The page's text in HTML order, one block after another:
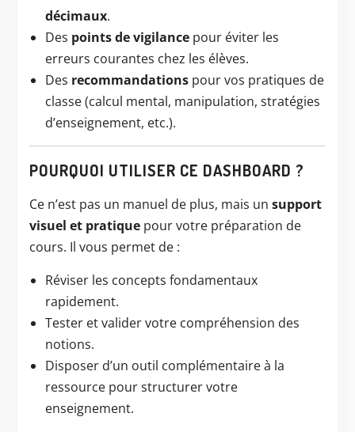
décimaux.
Des points de vigilancepour éviter les
erreurs courantes chez les élèves.
Des recommandationspour vos pratiques de
classe (calcul mental, manipulation, stratégies
d’enseignement, etc.).
POURQUOI UTILISER CE DASHBOARD ?
Ce n’est pas un manuel de plus, mais un support
visuel et pratiquepour votre préparation de
cours. Il vous permet de :
Réviser les concepts fondamentaux
rapidement.
Tester et valider votre compréhension des
notions.
Disposer d’un outil complémentaire à la
ressource pour structurer votre
enseignement.